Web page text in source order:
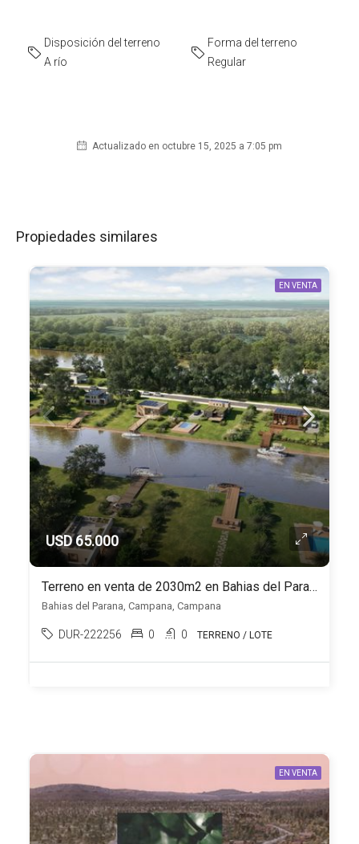
Disposición del terreno
A río
Forma del terreno
Regular
Actualizado en octubre 15, 2025 a 7:05 pm
Propiedades similares
EN VENTA
USD 65.000
Terreno en venta de 2030m2 en Bahias del Parana
Bahias del Parana, Campana, Campana
DUR-222256 0 0 TERRENO / LOTE
EN VENTA